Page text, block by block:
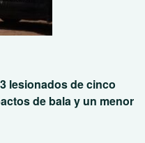
lesionados de cinco
de bala y un menor